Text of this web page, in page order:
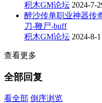
积木GM论坛 2024-7-
醉沙传单职业神器传
刀-鞭尸-buff
积木GM论坛 2024-8-1
查看更多
全部回复
看全部 倒序浏览